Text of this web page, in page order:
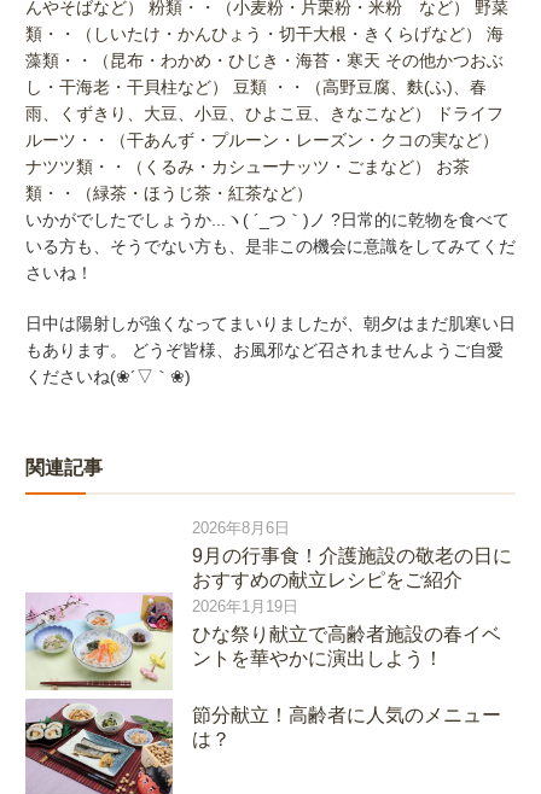
んやそばなど） 粉類・・（小麦粉・片栗粉・米粉 など） 野菜
類・・（しいたけ・かんひょう・切干大根・きくらげなど） 海
藻類・・（昆布・わかめ・ひじき・海苔・寒天 その他かつおぶ
し・干海老・干貝柱など） 豆類 ・・（高野豆腐、麩(ふ)、春
雨、くずきり、大豆、小豆、ひよこ豆、きなこなど） ドライフ
ルーツ・・（干あんず・プルーン・レーズン・クコの実など）
ナツツ類・・（くるみ・カシューナッツ・ごまなど） お茶
類・・（緑茶・ほうじ茶・紅茶など）
いかがでしたでしょうか...ヽ( ´_つ｀)ノ ?日常的に乾物を食べて
いる方も、そうでない方も、是非この機会に意識をしてみてくだ
さいね！
日中は陽射しが強くなってまいりましたが、朝夕はまだ肌寒い日
もあります。 どうぞ皆様、お風邪など召されませんようご自愛
くださいね(❀´▽｀❀)
関連記事
2026年8月6日
9月の行事食！介護施設の敬老の日に
おすすめの献立レシピをご紹介
2026年1月19日
ひな祭り献立で高齢者施設の春イベ
ントを華やかに演出しよう！
節分献立！高齢者に人気のメニュー
は？